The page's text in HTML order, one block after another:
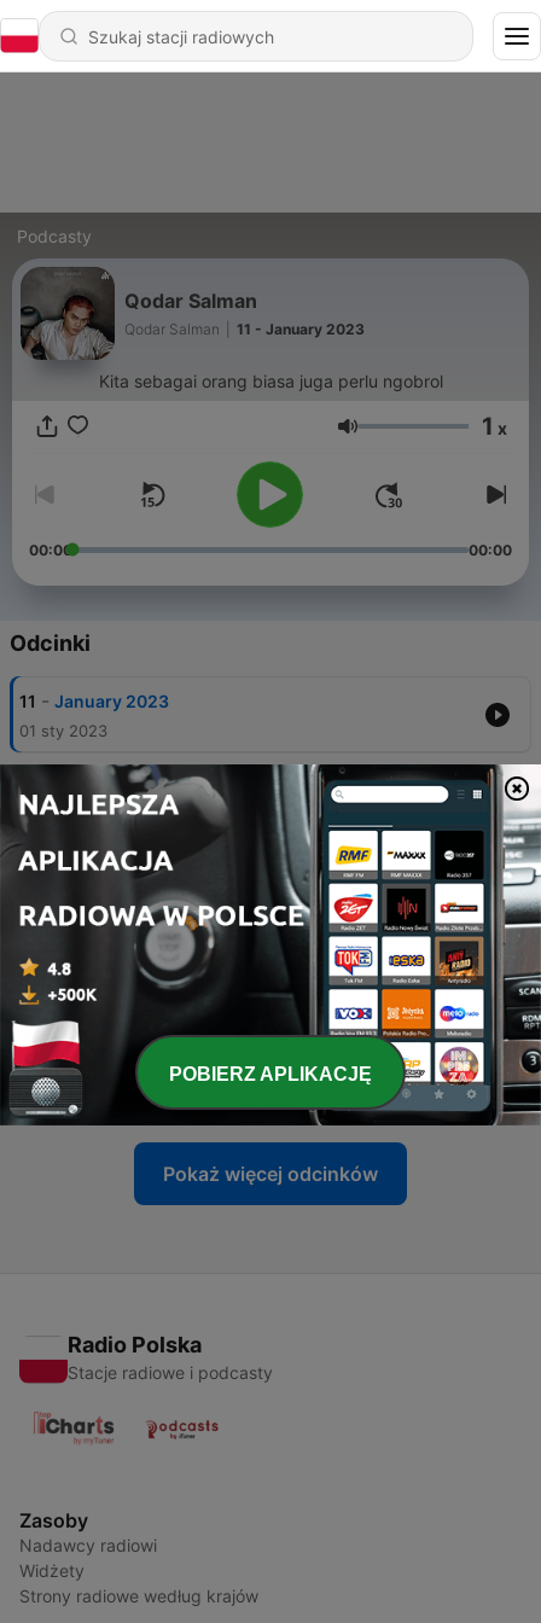
Podcasty
Qodar Salman
Qodar Salman 11 - January 2023
Kita sebagai orang biasa juga perlu ngobrol
Głośność 1 x
00:00 00:00
Odcinki
11 - January 2023
01 sty 2023
RUNGKAD DI UMUR 30 TAHUN
17 lut 2022
5 - OBASE [ Obrolan orang biasa ] - ORANG DEWASA
ANEH ANEH
06 lip 2020
OBASE [ Obrolan Orang Biasa ] MENGERTILAH !
Semua orang juga punya masalah sendiri
01 cze 2020
3 - OBASE [ Obrolan Orang Biasa ] - Lu yakin udah siap
nikah ?
21 maj 2020
Pokaż więcej odcinków
Radio Polska
Stacje radiowe i podcasty
Zasoby
Nadawcy radiowi
Widżety
Strony radiowe według krajów
POBIERZ APLIKACJĘ